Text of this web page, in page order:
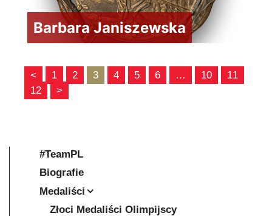
Barbara Janiszewska
< 1 2 3 4 5 6 … 10
11
12
>
#TeamPL
Biografie
Medaliści
Złoci Medaliści Olimpijscy